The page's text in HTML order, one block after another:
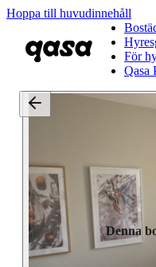
Hoppa till huvudinnehåll
För
Qasa
Denna